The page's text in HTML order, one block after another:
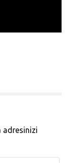
adresinizi